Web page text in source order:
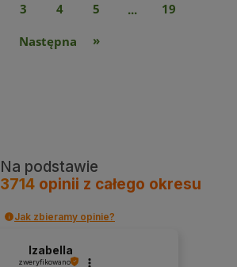
3 4 5 ...
19
»
Na podstawie
3714opinii z całego okresu
Jak zbieramy opinie?
Izabella
zweryfikowano